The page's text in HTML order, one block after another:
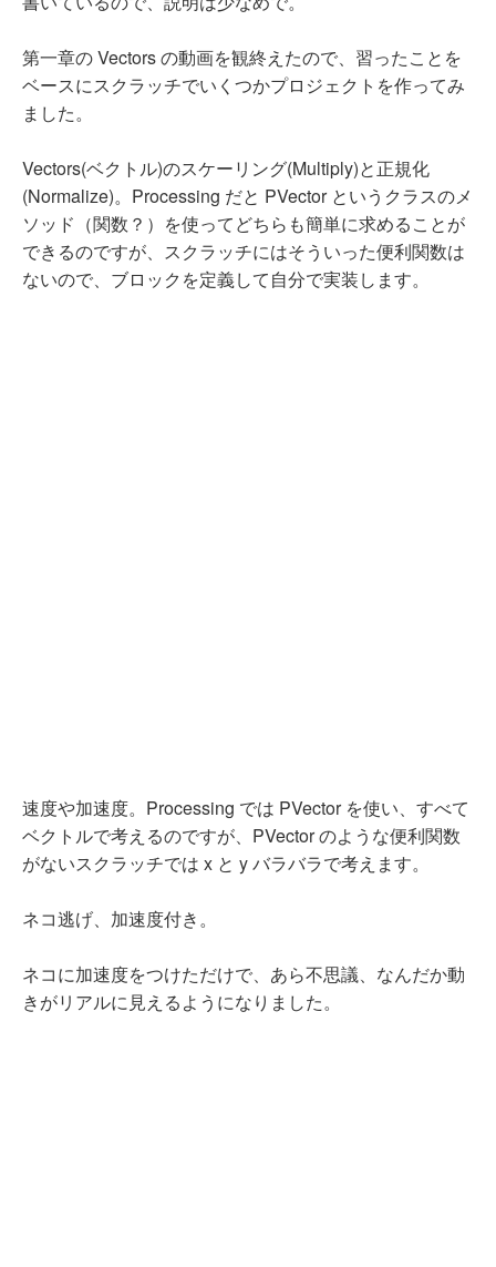
第一章の Vectors の動画を観終えたので、習ったことを
ベースにスクラッチでいくつかプロジェクトを作ってみ
ました。
Vectors(ベクトル)のスケーリング(Multiply)と正規化
(Normalize)。Processing だと PVector というクラスのメ
ソッド（関数？）を使ってどちらも簡単に求めることが
できるのですが、スクラッチにはそういった便利関数は
ないので、ブロックを定義して自分で実装します。
速度や加速度。Processing では PVector を使い、すべて
ベクトルで考えるのですが、PVector のような便利関数
がないスクラッチでは x と y バラバラで考えます。
ネコ逃げ、加速度付き。
ネコに加速度をつけただけで、あら不思議、なんだか動
きがリアルに見えるようになりました。